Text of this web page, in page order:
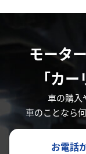
モータ
「カ
車の購入
車のことなら
お電話